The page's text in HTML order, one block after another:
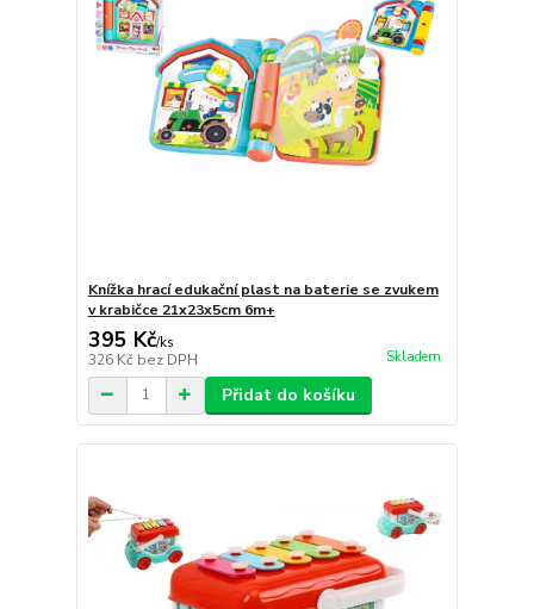
Knížka hrací edukační plast na baterie se zvukem
v krabičce 21x23x5cm 6m+
395 Kč/ks
326 Kč bez DPH Skladem
Přidat do košíku